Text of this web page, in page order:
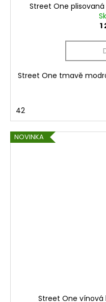
Street One plisovaná
1
Street One tmavě
42
NOVINKA
Street One vínová